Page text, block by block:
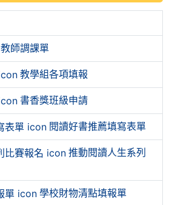
教師調課單
教學組各項填報
書香獎班級申請
閱讀好書推薦填寫表單
推動閱讀人生系列
學校財物清點填報單